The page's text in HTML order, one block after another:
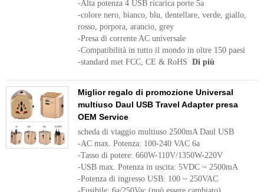
-Alta potenza 4 USB ricarica porte 5a
-colore nero, bianco, blu, dentellare, verde, giallo,
rosso, porpora, arancio, grey
-Presa di corrente AC universale
-Compatibilità in tutto il mondo in oltre 150 paesi
-standard met FCC, CE & RoHS Di più
Miglior regalo di promozione Universal
multiuso Daul USB Travel Adapter presa
OEM Service
scheda di viaggio multiuso 2500mA Daul USB
-AC max. Potenza: 100-240 VAC 6a
-Tasso di potere: 660W-110V/1350W-220V
-USB max. Potenza in uscita: 5VDC ~ 2500mA
-Potenza di ingresso USB: 100 ~ 250VAC